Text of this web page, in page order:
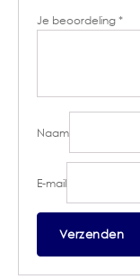
Je beoordeling*
Naam
E-mail